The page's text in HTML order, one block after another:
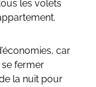
les volets
car
fermer
la nuit pour